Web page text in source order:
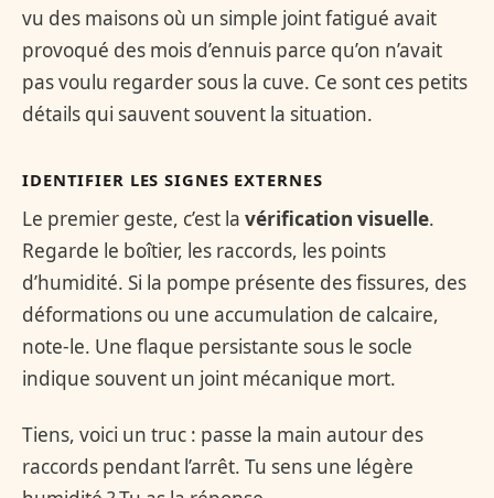
vu des maisons où un simple joint fatigué avait
provoqué des mois d’ennuis parce qu’on n’avait
pas voulu regarder sous la cuve. Ce sont ces petits
détails qui sauvent souvent la situation.
IDENTIFIER LES SIGNES EXTERNES
Le premier geste, c’est la vérification visuelle.
Regarde le boîtier, les raccords, les points
d’humidité. Si la pompe présente des fissures, des
déformations ou une accumulation de calcaire,
note-le. Une flaque persistante sous le socle
indique souvent un joint mécanique mort.
Tiens, voici un truc : passe la main autour des
raccords pendant l’arrêt. Tu sens une légère